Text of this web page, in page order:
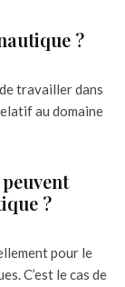
?
travailler dans
au domaine
?
pour le
C’est le cas de